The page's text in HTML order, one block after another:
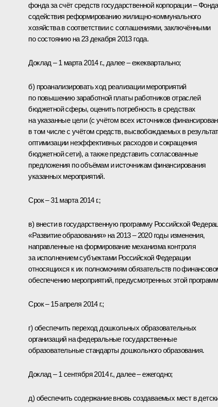
фонда за счёт средств государственной корпорации – Фонда
содействия реформированию жилищно-коммунального
хозяйства в соответствии с соглашениями, заключёнными
по состоянию на 23 декабря 2013 года.
Доклад – 1 марта 2014 г., далее – ежеквартально;
б) проанализировать ход реализации мероприятий
по повышению заработной платы работников отраслей
бюджетной сферы, оценить потребность в средствах
на указанные цели (с учётом всех источников
в том числе с учётом средств, высвобождаемых в
оптимизации неэффективных расходов и сокращения
бюджетной сети), а также представить согласованные
предложения по объёмам и источникам финансирования
указанных мероприятий.
Срок – 31 марта 2014 г.;
в) внести в государственную программу Российской
«Развитие образования» на 2013 – 2020 годы изменения,
направленные на формирование механизма контроля
за исполнением субъектами Российской Федерации
относящихся к их полномочиям обязательств по
обеспечению мероприятий, предусмотренных этой
Срок – 15 апреля 2014 г.;
г) обеспечить переход дошкольных образовательных
организаций на федеральные государственные
образовательные стандарты дошкольного образования.
Доклад – 1 сентября 2014 г., далее – ежегодно;
д) обеспечить содержание вновь создаваемых мест в